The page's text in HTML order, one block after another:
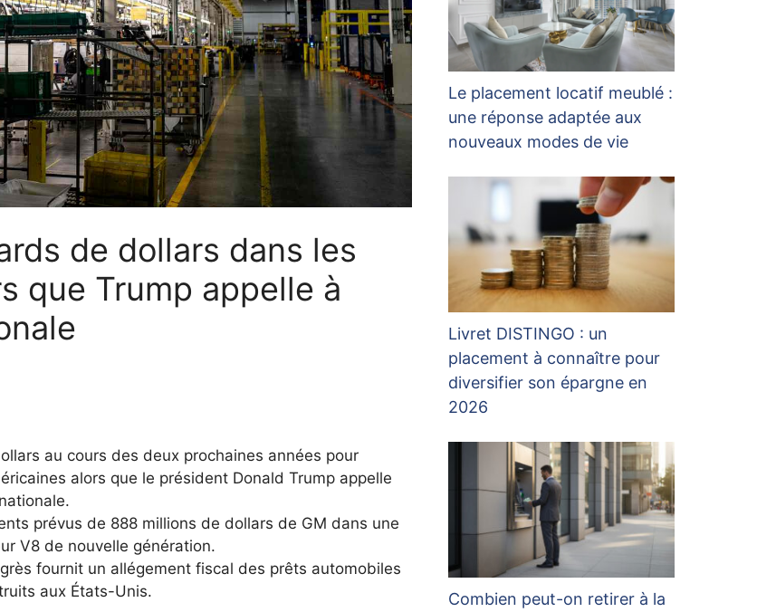
de dollars dans les
que Trump appelle à
au cours des deux prochaines années pour
alors que le président Donald Trump appelle
prévus de 888 millions de dollars de GM dans une
V8 de nouvelle génération.
fournit un allégement fiscal des prêts automobiles
aux États-Unis.
Le placement locatif meublé :
une réponse adaptée aux
nouveaux modes de vie
Livret DISTINGO : un
placement à connaître pour
diversifier son épargne en
2026
Combien peut-on retirer à la